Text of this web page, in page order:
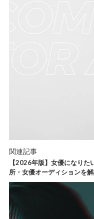
関連記事
【2026年版】女優になり
所・女優オーディションを